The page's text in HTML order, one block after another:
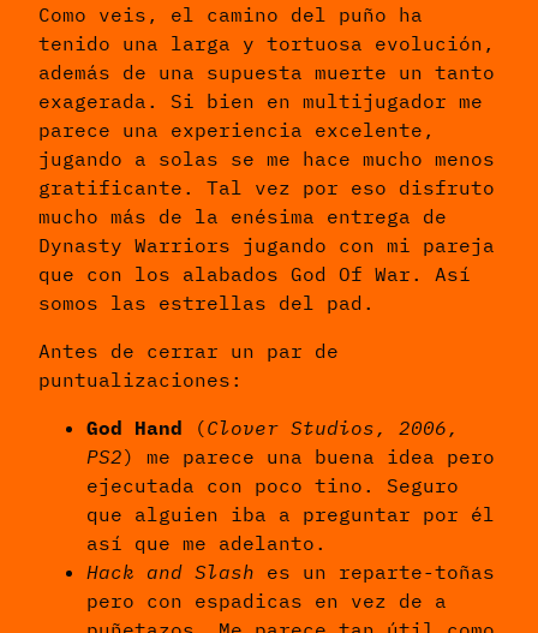
Como veis, el camino del puño ha
tenido una larga y tortuosa evolución,
además de una supuesta muerte un tanto
exagerada. Si bien en multijugador me
parece una experiencia excelente,
jugando a solas se me hace mucho menos
gratificante. Tal vez por eso disfruto
mucho más de la enésima entrega de
Dynasty Warriors jugando con mi pareja
que con los alabados God Of War. Así
somos las estrellas del pad.
Antes de cerrar un par de
puntualizaciones:
God Hand (Clover Studios, 2006,
PS2) me parece una buena idea pero
ejecutada con poco tino. Seguro
que alguien iba a preguntar por él
así que me adelanto.
Hack and Slash es un reparte-toñas
pero con espadicas en vez de a